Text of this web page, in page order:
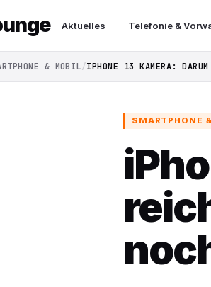
Aktuelles Telefonie &
& MOBIL IPHONE 13 KAMERA:
SMARTPHONE